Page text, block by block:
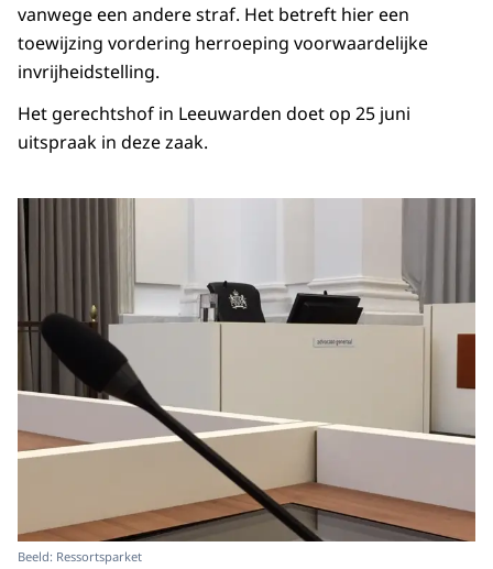
vanwege een andere straf. Het betreft hier een
toewijzing vordering herroeping voorwaardelijke
invrijheidstelling.
Het gerechtshof in Leeuwarden doet op 25 juni
uitspraak in deze zaak.
Beeld: Ressortsparket